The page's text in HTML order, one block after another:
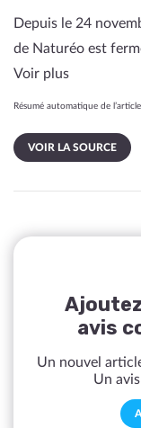
Depuis le 24
de Naturéo est
Voir plus
Résumé automatique de
VOIR LA SOURCE
avis
Un nouvel
Un